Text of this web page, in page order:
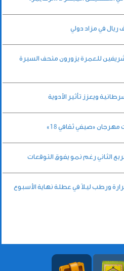
للعمرة يزورون متحف السيرة
ويعزز تأثير الأدوية
«صيفي ثقافي 18»
الثاني رغم نمو يفوق التوقعات
ورطب ليلاً في عطلة نهاية الأسبوع